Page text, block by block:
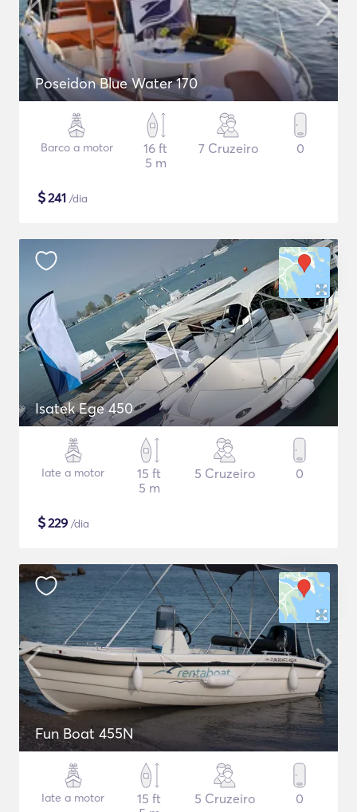
Poseidon Blue Water 170
Barco a motor
16 ft
5 m
7 Cruzeiro 0
$241 /dia
Isatek Ege 450
Iate a motor
15 ft
5 m
5 Cruzeiro 0
$229 /dia
Fun Boat 455N
Iate a motor
15 ft
5 Cruzeiro 0